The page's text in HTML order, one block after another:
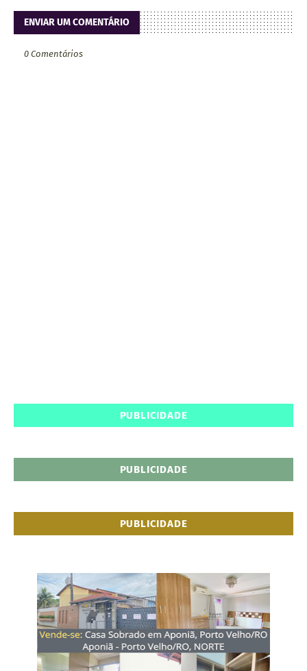
ENVIAR UM COMENTÁRIO
0 Comentários
PUBLICIDADE
PUBLICIDADE
PUBLICIDADE